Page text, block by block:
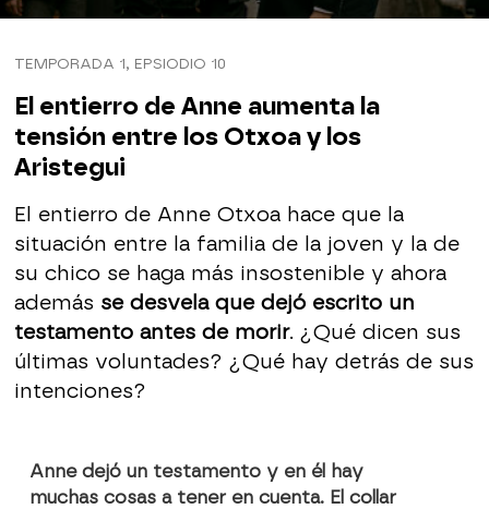
TEMPORADA 1, EPSIODIO 10
El entierro de Anne aumenta la
tensión entre los Otxoa y los
Aristegui
El entierro de Anne Otxoa hace que la
situación entre la familia de la joven y la de
su chico se haga más insostenible y ahora
además se desvela que dejó escrito un
testamento antes de morir. ¿Qué dicen sus
últimas voluntades? ¿Qué hay detrás de sus
intenciones?
Anne dejó un testamento y en él hay
muchas cosas a tener en cuenta. El collar